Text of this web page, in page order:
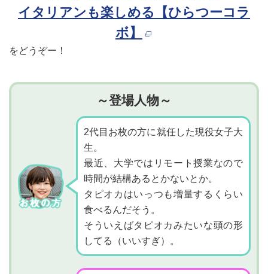
イタリアンも楽しめる【ひらつーコラ
ボ】
をどうぞー！
～登場人物～
2代目お枚の方に就任した現役女子大
生。
最近、大学ではリモート授業なので
時間が結構あるとかないとか。
タピオカはいっつも増量するくらい
食べるんだそう。
そういえばタピオカみたいな頭の形
してる（いいすぎ）。